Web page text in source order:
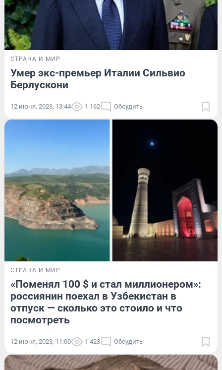
СТРАНА И МИР
Умер экс-премьер Италии Сильвио
Берлускони
12 июня, 2023, 13:44 1 162 Обсудить
СТРАНА И МИР
«Поменял 100 $ и стал миллионером»:
россиянин поехал в Узбекистан в
отпуск — сколько это стоило и что
посмотреть
12 июня, 2023, 11:00 1 423 Обсудить